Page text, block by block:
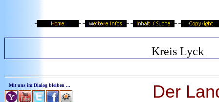
Kreis Lyck
Mit uns im Dialog bleiben ... Der